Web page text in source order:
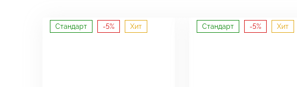
Стандарт -5% Хит Стандарт -5% Хит